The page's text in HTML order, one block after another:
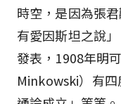
時空，是因為張
有愛因斯坦之說
發表，1908年明
Minkowski）有